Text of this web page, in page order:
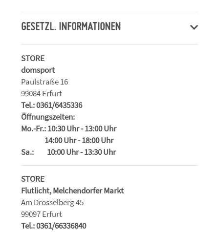
GESETZL. INFORMATIONEN
STORE
domsport
Paulstraße 16
99084 Erfurt
Tel.: 0361/6435336
Öffnungszeiten:
Mo.-Fr.: 10:30 Uhr - 13:00 Uhr
14:00 Uhr - 18:00 Uhr
Sa.: 10:00 Uhr - 13:30 Uhr
STORE
Flutlicht, Melchendorfer Markt
Am Drosselberg 45
99097 Erfurt
Tel.: 0361/66336840